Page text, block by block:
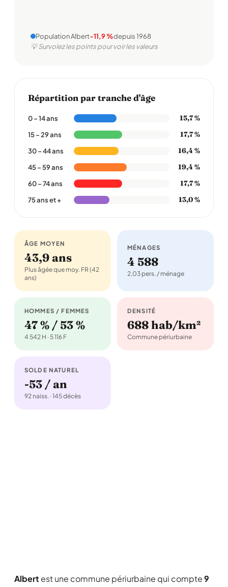
Population Albert-11,9 %depuis 1968
💡 Survolez les points pour voir les valeurs
Répartition par tranche d'âge
0 – 14 ans 15,7 %
15 – 29 ans 17,7 %
30 – 44 ans 16,4 %
45 – 59 ans 19,4 %
60 – 74 ans 17,7 %
75 ans et + 13,0 %
ÂGE MOYEN
43,9 ans
Plus âgée que moy. FR (42
ans)
MÉNAGES
4 588
2,03 pers. / ménage
HOMMES / FEMMES
47 % / 53 %
4 542 H · 5 116 F
DENSITÉ
688 hab/km²
Commune périurbaine
SOLDE NATUREL
-53 / an
92 naiss. · 145 décès
Albert est une commune périurbaine qui compte9